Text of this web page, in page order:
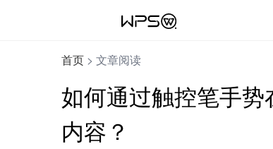
首页 > 文章阅读
如何通过触控笔手
内容？